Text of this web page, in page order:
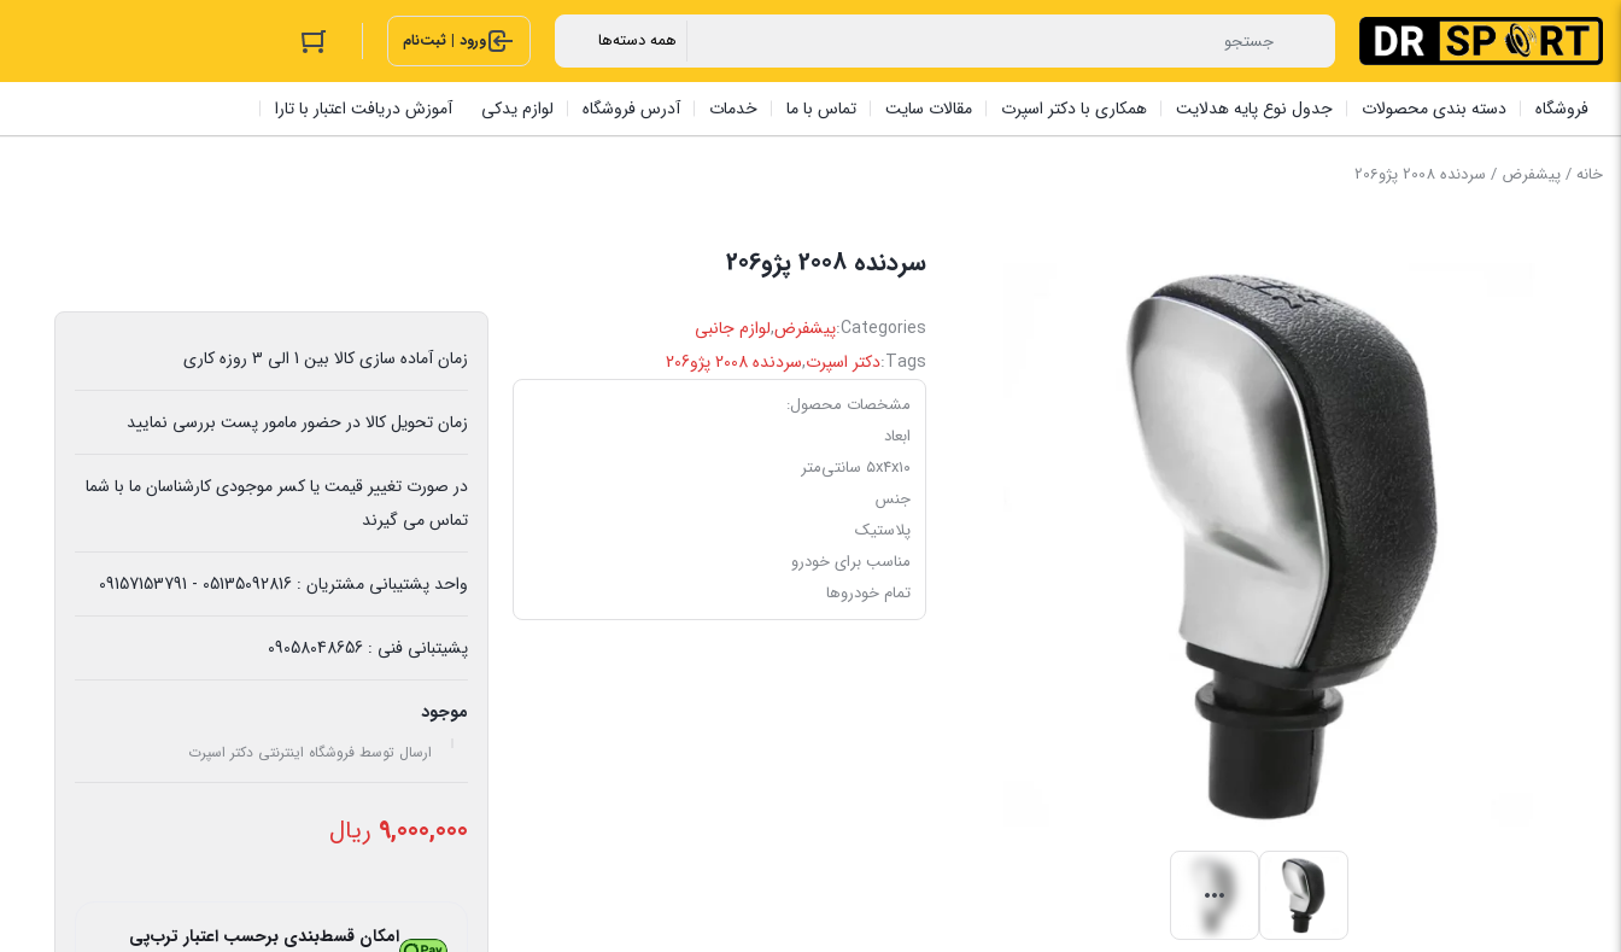
ورود | ثبت‌نام
فروشگاه دسته بندی محصولات جدول نوع پایه هدلایت همکاری با دکتر اسپرت مقالات سایت تماس با ما خدمات آدرس فروشگاه لوازم یدکی آموزش دریافت اعتبار با تارا
خانه/پیشفرض / سردنده 2008 پژو206
سردنده 2008 پژو206
Categories:پیشفرض,لوازم جانبی
Tags: دکتر اسپرت,سردنده 2008 پژو206
مشخصات محصول:
ابعاد
۵x۴x۱۰ سانتی‌متر
جنس
پلاستیک
مناسب برای خودرو
تمام خودروها
زمان آماده سازی کالا بین 1 الی 3 روزه کاری
زمان تحویل کالا در حضور مامور پست بررسی نمایید
در صورت تغییر قیمت یا کسر موجودی کارشناسان ما با شما
تماس می گیرند
واحد پشتیبانی مشتریان : 05135092816 - 09157153791
پشیتبانی فنی : 09058048656
موجود
ارسال توسط فروشگاه اینترنتی دکتر اسپرت
9,000,000 ریال
امکان قسط‌بندی برحسب اعتبار ترب‌پی